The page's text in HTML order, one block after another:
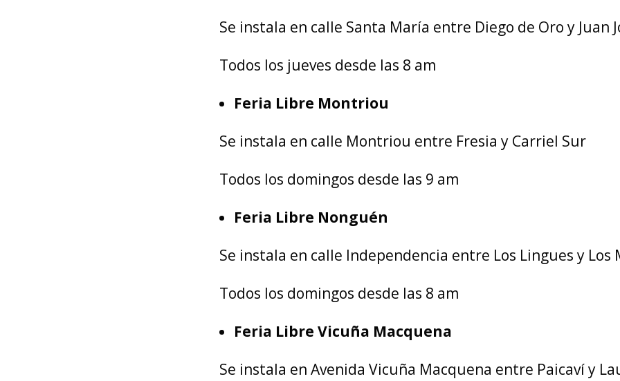
Se instala en calle Santa María entre Diego de Oro y Juan
Todos los jueves desde las 8 am
Feria Libre Montriou
Se instala en calle Montriou entre Fresia y Carriel Sur
Todos los domingos desde las 9 am
Feria Libre Nonguén
Se instala en calle Independencia entre Los Lingues y Los
Todos los domingos desde las 8 am
Feria Libre Vicuña Macquena
Se instala en Avenida Vicuña Macquena entre Paicaví y